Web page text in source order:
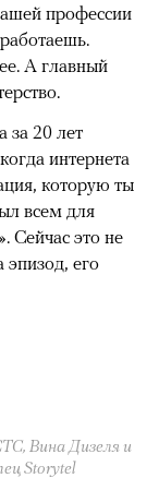
профессии
А главный
за 20 лет
интернета
которую ты
всем для
Сейчас это не
его
Вина Дизеля и
Storytel